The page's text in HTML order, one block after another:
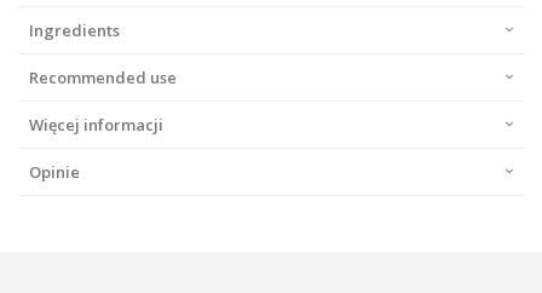
Ingredients
Recommended use
Więcej informacji
Opinie